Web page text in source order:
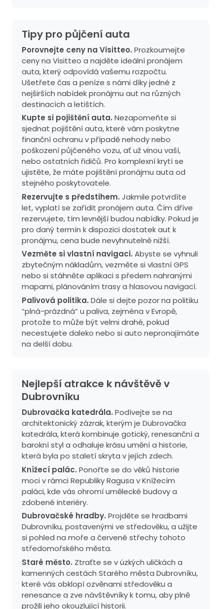
Tipy pro půjčení auta
Porovnejte ceny na Visitteo. Prozkoumejte
ceny na Visitteo a najděte ideální pronájem
auta, který odpovídá vašemu rozpočtu.
Ušetřete čas a peníze s námi díky jedné z
nejširších nabídek pronájmu aut na různých
destinacích a letištích.
Kupte si pojištění auta. Nezapomeňte si
sjednat pojištění auta, které vám poskytne
finanční ochranu v případě nehody nebo
poškození půjčeného vozu, ať už vinou vaší,
nebo ostatních řidičů. Pro komplexní krytí se
ujistěte, že máte pojištění pronájmu auta od
stejného poskytovatele.
Rezervujte s předstihem. Jakmile potvrdíte
let, vyplatí se zařídit pronájem auta. Čím dříve
rezervujete, tím levnější budou nabídky. Pokud je
pro daný termín k dispozici dostatek aut k
pronájmu, cena bude nevyhnutelně nižší.
Vezměte si vlastní navigaci. Abyste se vyhnuli
zbytečným nákladům, vezměte si vlastní GPS
nebo si stáhněte aplikaci s předem nahranými
mapami, plánováním trasy a hlasovou navigací.
Palivová politika. Dále si dejte pozor na politiku
“plná-prázdná” u paliva, zejména v Evropě,
protože to může být velmi drahé, pokud
necestujete daleko nebo si auto nepronajímáte
na delší dobu.
Nejlepší atrakce k návštěvě v
Dubrovníku
Dubrovačka katedrála. Podívejte se na
architektonický zázrak, kterým je Dubrovačka
katedrála, která kombinuje gotický, renesanční a
barokní styl a odhaluje krásu umění a historie,
která byla po staletí skryta v jejích zdech.
Knížecí palác. Ponořte se do věků historie
moci v rámci Republiky Ragusa v Knížecím
paláci, kde vás ohromí umělecké budovy a
zdobené interiéry.
Dubrovačské hradby. Projděte se hradbami
Dubrovníku, postavenými ve středověku, a užijte
si pohled na moře a červené střechy tohoto
středomořského města.
Staré město. Ztraťte se v úzkých uličkách a
kamenných cestách Starého města Dubrovníku,
které vás obklopí ozvěnami středověku a
renesance a zve návštěvníky k tomu, aby plně
prožili jeho okouzlující historii.